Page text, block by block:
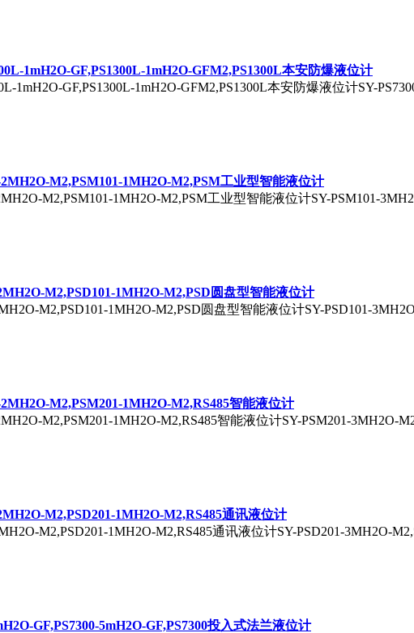
1mH2O-GF,PS1300L-1mH2O-GFM2,PS1300L本安防爆液位计
1mH2O-GF,PS1300L-1mH2O-GFM2,PS1300L本安防爆液位计SY-
M2,PSM101-1MH2O-M2,PSM工业型智能液位计
M2,PSM101-1MH2O-M2,PSM工业型智能液位计SY-PSM101-
M2,PSD101-1MH2O-M2,PSD圆盘型智能液位计
M2,PSD101-1MH2O-M2,PSD圆盘型智能液位计SY-PSD101-
M2,PSM201-1MH2O-M2,RS485智能液位计
M2,PSM201-1MH2O-M2,RS485智能液位计SY-PSM201-3MH2O-
M2,PSD201-1MH2O-M2,RS485通讯液位计
M2,PSD201-1MH2O-M2,RS485通讯液位计SY-PSD201-3MH2O-
GF,PS7300-5mH2O-GF,PS7300投入式法兰液位计